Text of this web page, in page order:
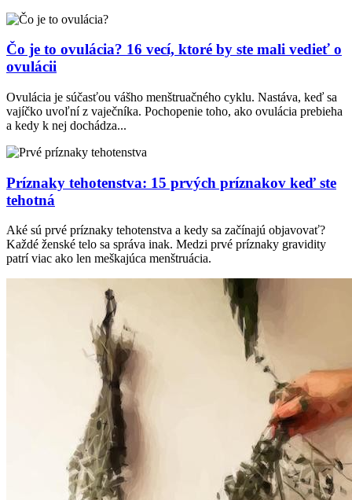
Čo je to ovulácia? 16 vecí, ktoré by ste mali vedieť o
ovulácii
Ovulácia je súčasťou vášho menštruačného cyklu. Nastáva, keď sa
vajíčko uvoľní z vaječníka. Pochopenie toho, ako ovulácia prebieha
a kedy k nej dochádza...
Príznaky tehotenstva: 15 prvých príznakov keď ste
tehotná
Aké sú prvé príznaky tehotenstva a kedy sa začínajú objavovať?
Každé ženské telo sa správa inak. Medzi prvé príznaky gravidity
patrí viac ako len meškajúca menštruácia.